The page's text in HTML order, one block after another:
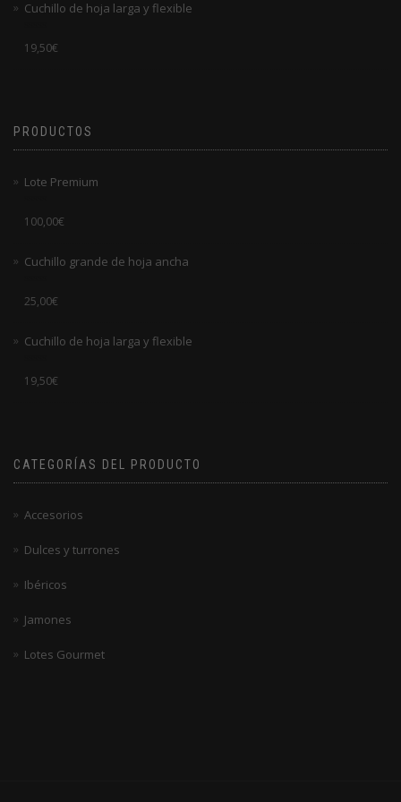
5
Cuchillo de hoja larga y flexible
Valorado
en
19,50€
PRODUCTOS
Lote Premium
Valorado
en
5
100,00€
Cuchillo grande de hoja ancha
Valorado
en
5
25,00€
Cuchillo de hoja larga y flexible
Valorado
en
19,50€
CATEGORÍAS DEL PRODUCTO
Accesorios
Dulces y turrones
Ibéricos
Jamones
Lotes Gourmet